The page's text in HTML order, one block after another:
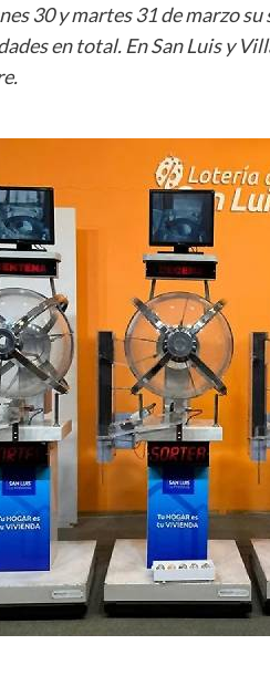
30 y martes 31 de marzo
en total. En San Luis y